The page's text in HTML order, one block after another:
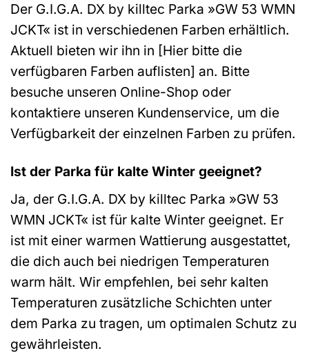
Der G.I.G.A. DX by killtec Parka »GW 53 WMN
JCKT« ist in verschiedenen Farben erhältlich.
Aktuell bieten wir ihn in [Hier bitte die
verfügbaren Farben auflisten] an. Bitte
besuche unseren Online-Shop oder
kontaktiere unseren Kundenservice, um die
Verfügbarkeit der einzelnen Farben zu prüfen.
Ist der Parka für kalte Winter geeignet?
Ja, der G.I.G.A. DX by killtec Parka »GW 53
WMN JCKT« ist für kalte Winter geeignet. Er
ist mit einer warmen Wattierung ausgestattet,
die dich auch bei niedrigen Temperaturen
warm hält. Wir empfehlen, bei sehr kalten
Temperaturen zusätzliche Schichten unter
dem Parka zu tragen, um optimalen Schutz zu
gewährleisten.